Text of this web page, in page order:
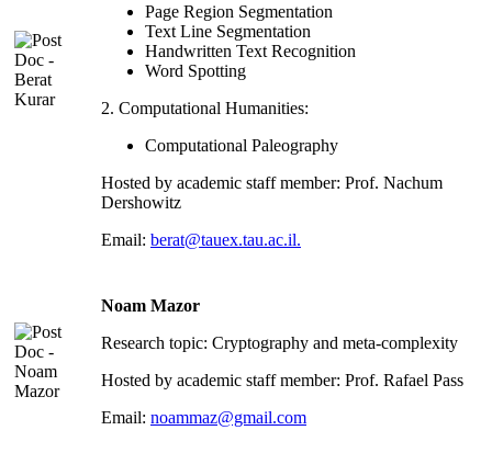
Page Region Segmentation
Text Line Segmentation
Handwritten Text Recognition
Word Spotting
2. Computational Humanities:
Computational Paleography
Hosted by academic staff member: Prof. Nachum
Dershowitz
Email: berat@tauex.tau.ac.il.
Noam Mazor
Research topic: Cryptography and meta-complexity
Hosted by academic staff member: Prof. Rafael Pass
Email: noammaz@gmail.com